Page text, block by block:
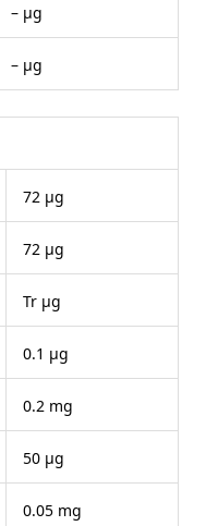
– μg
– μg
72 μg
72 μg
Tr μg
0.1 μg
0.2 mg
50 μg
0.05 mg